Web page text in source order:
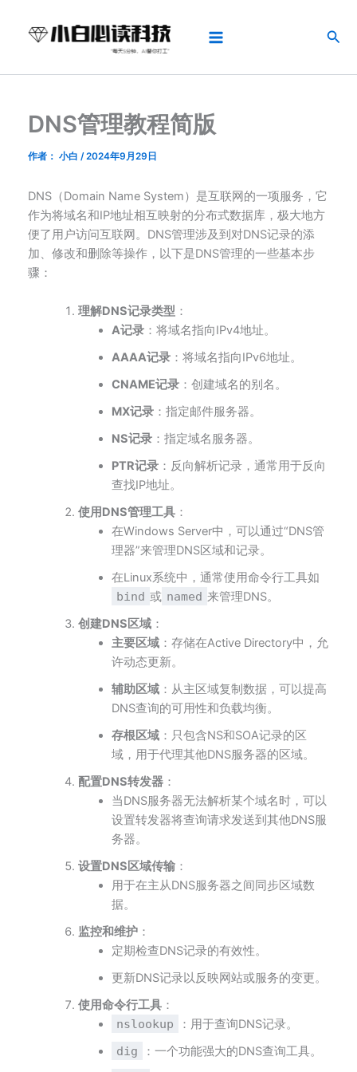
Menu
搜
DNS管理教程简版
作者： 小白 /2024年9月29日
DNS（Domain Name System）是互联网的一项服务，它
作为将域名和IP地址相互映射的分布式数据库，极大地方
便了用户访问互联网。DNS管理涉及到对DNS记录的添
加、修改和删除等操作，以下是DNS管理的一些基本步
骤：
理解DNS记录类型 ：
A记录 ：将域名指向IPv4地址。
AAAA记录 ：将域名指向IPv6地址。
CNAME记录 ：创建域名的别名。
MX记录 ：指定邮件服务器。
NS记录 ：指定域名服务器。
PTR记录 ：反向解析记录，通常用于反向
查找IP地址。
使用DNS管理工具 ：
在Windows Server中，可以通过“DNS管
理器”来管理DNS区域和记录。
在Linux系统中，通常使用命令行工具如
bind 或 named 来管理DNS。
创建DNS区域 ：
主要区域 ：存储在Active Directory中，允
许动态更新。
辅助区域 ：从主区域复制数据，可以提高
DNS查询的可用性和负载均衡。
存根区域 ：只包含NS和SOA记录的区
域，用于代理其他DNS服务器的区域。
配置DNS转发器 ：
当DNS服务器无法解析某个域名时，可以
设置转发器将查询请求发送到其他DNS服
务器。
设置DNS区域传输 ：
用于在主从DNS服务器之间同步区域数
据。
监控和维护 ：
定期检查DNS记录的有效性。
更新DNS记录以反映网站或服务的变更。
使用命令行工具 ：
nslookup ：用于查询DNS记录。
dig ：一个功能强大的DNS查询工具。